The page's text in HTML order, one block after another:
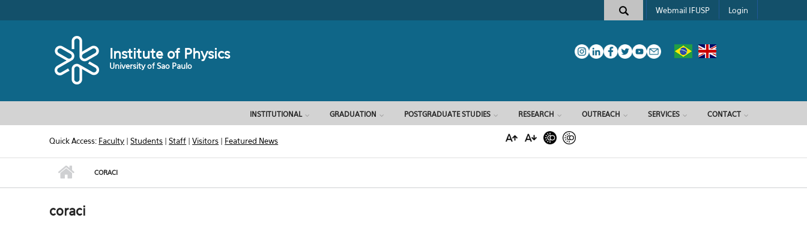
Search form
Webmail IFUSP Login
Institute of Physics
University of Sao Paulo
INSTITUTIONAL GRADUATION POSTGRADUATE STUDIES RESEARCH OUTREACH SERVICES CONTACT
Quick Access: Faculty |Students |Staff |Visitors | Featured News
CORACI
coraci